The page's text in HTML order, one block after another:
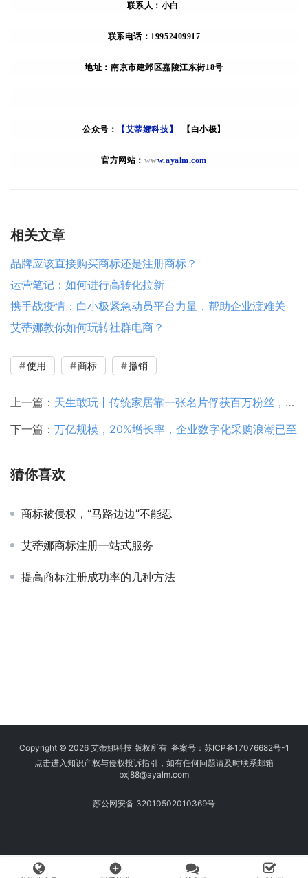
联系人：小白
联系电话：19952409917
地址：南京市建邺区嘉陵江东街18号
公众号： 【艾蒂娜科技】 【白小极】
官方网站： www.ayalm.com
相关文章
品牌应该直接购买商标还是注册商标？
运营笔记：如何进行高转化拉新
携手战疫情：白小极紧急动员平台力量，帮助企业渡难关
艾蒂娜教你如何玩转社群电商？
使用 商标 撤销
上一篇： 天生敢玩丨传统家居靠一张名片俘获百万粉丝，爆红朋友圈！！！
下一篇： 万亿规模，20%增长率，企业数字化采购浪潮已至
猜你喜欢
商标被侵权，“马路边边”不能忍
艾蒂娜商标注册一站式服务
提高商标注册成功率的几种方法
Copyright © 2026 艾蒂娜科技 版权所有 备案号： 苏ICP备17076682号-1
点击进入知识产权与侵权投诉指引，如有任何问题请及时联系邮箱
bxj88@ayalm.com
苏公网安备 32010502010369号
add_circle